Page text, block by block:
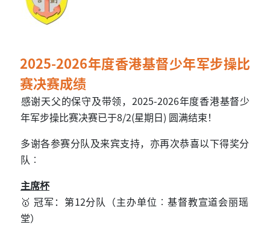
2025-2026年度香港基督少年军步操比
赛决赛成绩
感谢天父的保守及带领， 2025-2026年度香港基督少
年军步操比赛决赛已于8/2(星期日 ) 圆满结束！
多谢各参赛分队及来宾支持，亦再次恭喜以下得奖分
队︰
主席杯
🥇 冠军：第12分队（主办单位︰基督教宣道会丽瑶
堂）